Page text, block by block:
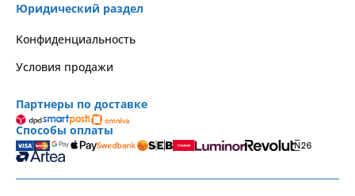
Юридический раздел
Kонфиденциальность
Условия продажи
Партнеры по доставке
Способы оплаты